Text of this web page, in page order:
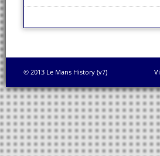
© 2013 Le Mans History (v7)